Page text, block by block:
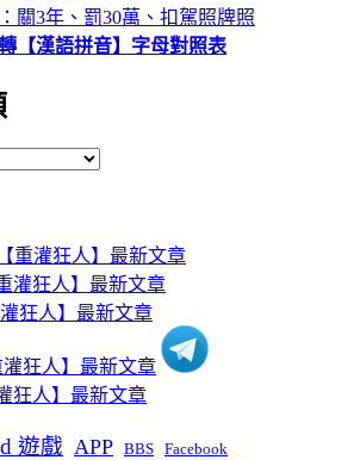
關3年、罰30萬、扣駕照牌照
【漢語拼音】字母對照表
遊戲 APP BBS Facebook